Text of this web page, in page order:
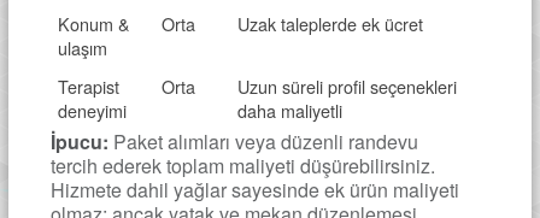
Konum &
ulaşım
Orta Uzak taleplerde ek ücret
Terapist
deneyimi
Orta
Uzun süreli profil seçenekleri
daha maliyetli
İpucu: Paket alımları veya düzenli randevu
tercih ederek toplam maliyeti düşürebilirsiniz.
Hizmete dahil yağlar sayesinde ek ürün maliyeti